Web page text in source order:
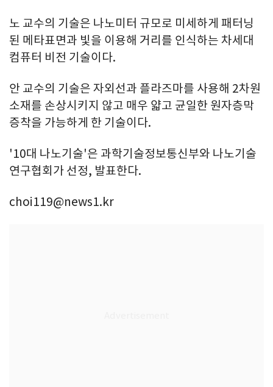
노 교수의 기술은 나노미터 규모로 미세하게 패터닝
된 메타표면과 빛을 이용해 거리를 인식하는 차세대
컴퓨터 비전 기술이다.
안 교수의 기술은 자외선과 플라즈마를 사용해 2차원
소재를 손상시키지 않고 매우 얇고 균일한 원자층막
증착을 가능하게 한 기술이다.
'10대 나노기술'은 과학기술정보통신부와 나노기술
연구협회가 선정, 발표한다.
choi119@news1.kr